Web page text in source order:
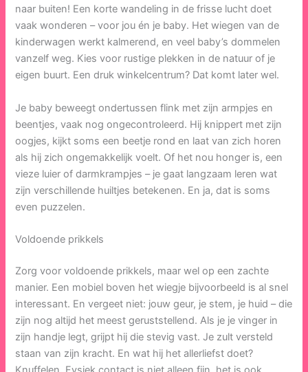
naar buiten! Een korte wandeling in de frisse lucht doet
vaak wonderen – voor jou én je baby. Het wiegen van de
kinderwagen werkt kalmerend, en veel baby’s dommelen
vanzelf weg. Kies voor rustige plekken in de natuur of je
eigen buurt. Een druk winkelcentrum? Dat komt later wel.
Je baby beweegt ondertussen flink met zijn armpjes en
beentjes, vaak nog ongecontroleerd. Hij knippert met zijn
oogjes, kijkt soms een beetje rond en laat van zich horen
als hij zich ongemakkelijk voelt. Of het nou honger is, een
vieze luier of darmkrampjes – je gaat langzaam leren wat
zijn verschillende huiltjes betekenen. En ja, dat is soms
even puzzelen.
Voldoende prikkels
Zorg voor voldoende prikkels, maar wel op een zachte
manier. Een mobiel boven het wiegje bijvoorbeeld is al snel
interessant. En vergeet niet: jouw geur, je stem, je huid – die
zijn nog altijd het meest geruststellend. Als je je vinger in
zijn handje legt, grijpt hij die stevig vast. Je zult versteld
staan van zijn kracht. En wat hij het allerliefst doet?